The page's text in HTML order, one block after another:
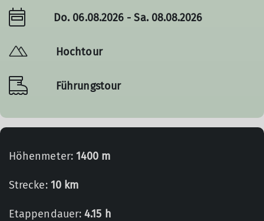
Do. 06.08.2026 - Sa. 08.08.2026
Hochtour
Führungstour
Höhenmeter: 1400 m
Strecke: 10 km
Etappendauer:4.15 h